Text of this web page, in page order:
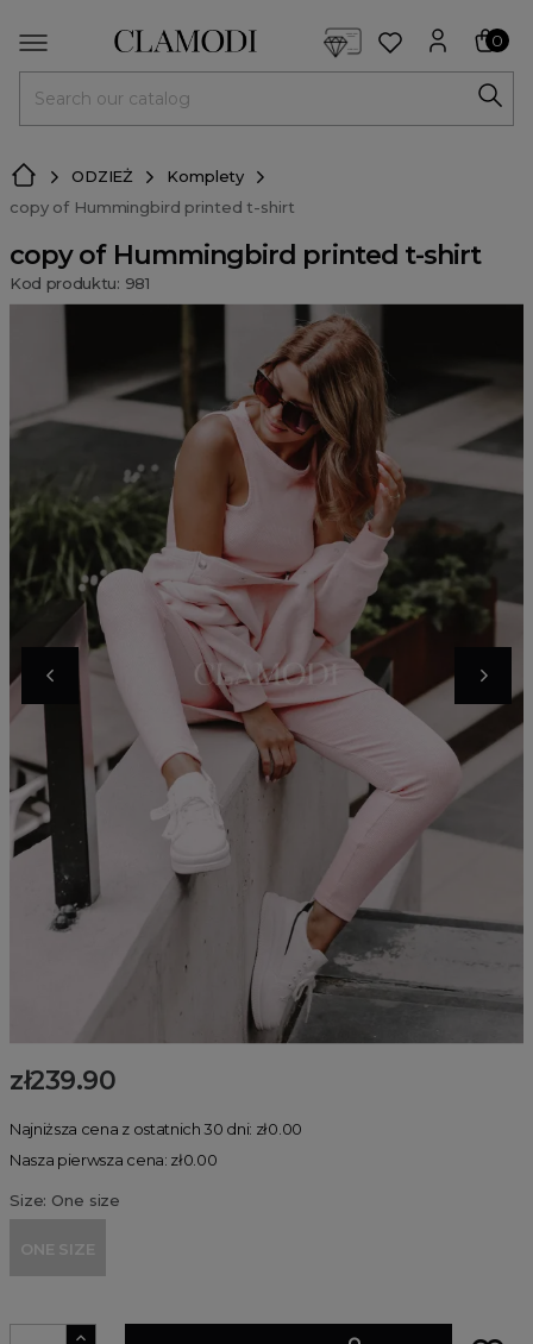
0
ODZIEŻ
Komplety
copy of Hummingbird printed t-shirt
copy of Hummingbird printed t-shirt
Kod produktu: 981
zł239.90
Najniższa cena z ostatnich 30 dni: zł0.00
Nasza pierwsza cena: zł0.00
Size: One size
ONE SIZE